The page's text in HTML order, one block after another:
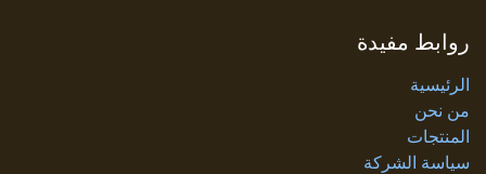
روابط مفيدة
الرئيسية
من نحن
المنتجات
سياسة الشركة